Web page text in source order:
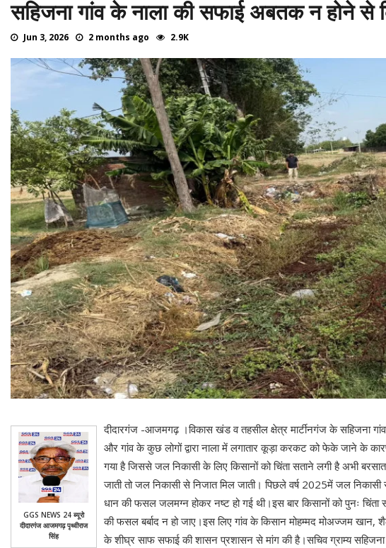
सहिजना गांव के नाला की सफाई अबतक न होने से
Jun 3, 2026 2 months ago 2.9K
GGS NEWS 24 ब्यूरो
दीदारगंज आजमगढ़ पृथ्वीराज
सिंह
दीदारगंज -आजमगढ़ ।विकास खंड व तहसील क्षेत्र मार्टीनगंज के सहिजना
और गांव के कुछ लोगों द्वारा नाला में लगातार कूड़ा करकट को फेके जाने के
गया है जिससे जल निकासी के लिए किसानों को चिंता सताने लगी है अभी
जाती तो जल निकासी से निजात मिल जाती। पिछले वर्ष 2025में जल
धान की फसल जलमग्न होकर नष्ट हो गई थी।इस बार किसानों को पुनः चिंता
की फसल बर्बाद न हो जाए।इस लिए गांव के किसान मोहम्मद मोअज्जम खान,
के शीघ्र साफ सफाई की शासन प्रशासन से मांग की है।सचिव ग्राम्य